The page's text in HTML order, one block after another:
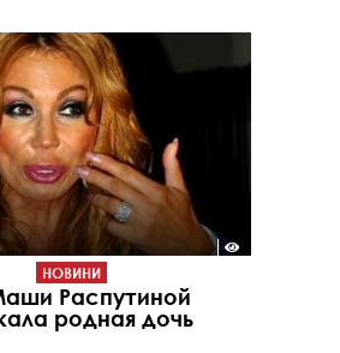
НОВИНИ
Распутиной
родная дочь